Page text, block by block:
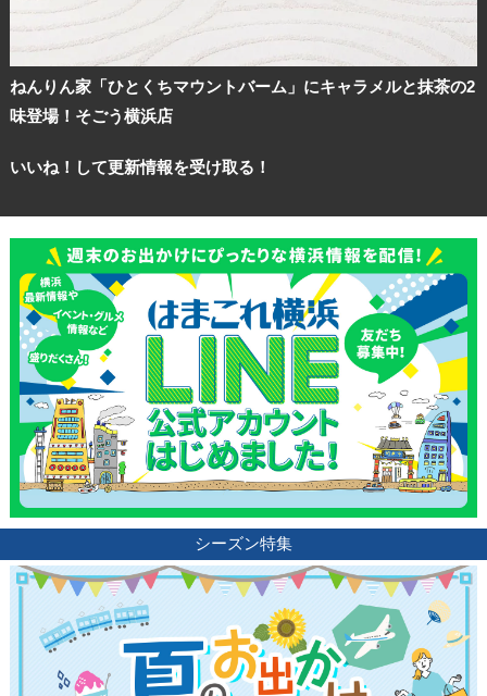
ねんりん家「ひとくちマウントバーム」にキャラメルと抹茶の2
味登場！そごう横浜店
いいね！して更新情報を受け取る！
シーズン特集